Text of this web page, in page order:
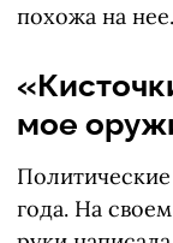
похожа на
мое
года. На